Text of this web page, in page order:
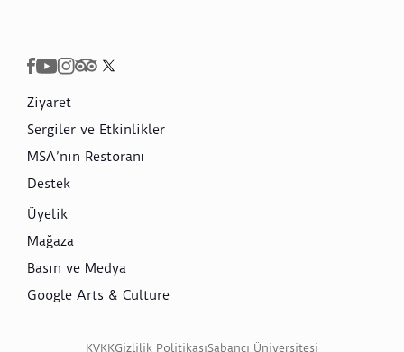
Ziyaret
Sergiler ve Etkinlikler
MSA’nın Restoranı
Destek
Üyelik
Mağaza
Basın ve Medya
Google Arts & Culture
KVKKGizlilik PolitikasıSabancı Üniversitesi